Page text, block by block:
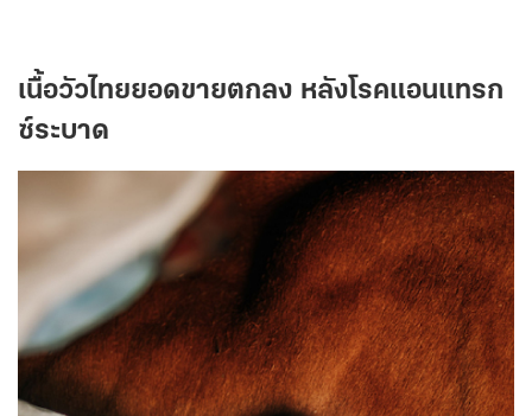
เนื้อวัวไทยยอดขายตกลง หลังโรคแอนแทรก
ซ์ระบาด